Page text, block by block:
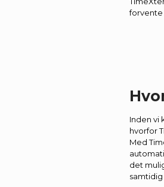
forvente
Inden vi
hvorfor
Med
det